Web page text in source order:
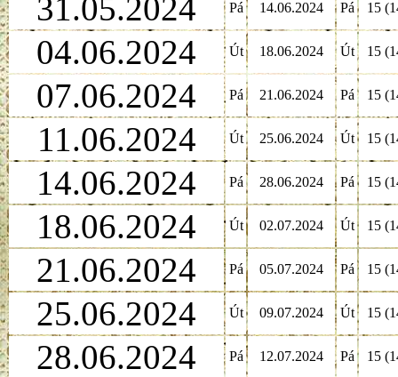
31.05.2024 Pá 14.06.2024 Pá 15
04.06.2024 Út 18.06.2024 Út 15
07.06.2024 Pá 21.06.2024 Pá 15
11.06.2024 Út 25.06.2024 Út 15
14.06.2024 Pá 28.06.2024 Pá 15
18.06.2024 Út 02.07.2024 Út 15
21.06.2024 Pá 05.07.2024 Pá 15
25.06.2024 Út 09.07.2024 Út 15
28.06.2024 Pá 12.07.2024 Pá 15